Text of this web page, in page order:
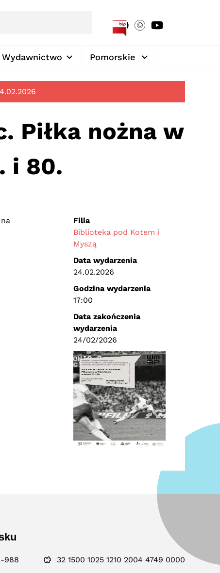
Wydawnictwo Pomorskie
Piłka nożna w
i 80.
Filia
Biblioteka pod Kotem i
Myszą
Data wydarzenia
24.02.2026
Godzina wydarzenia
17:00
Data zakończenia
wydarzenia
24/02/2026
988 32 1500 1025 1210 2004 4749 0000